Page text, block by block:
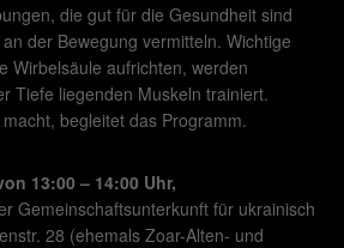
die gut für die Gesundheit sind
der Bewegung vermitteln. Wichtige
Wirbelsäule aufrichten, werden
Tiefe liegenden Muskeln trainiert.
begleitet das Programm.
13:00 – 14:00 Uhr,
Gemeinschaftsunterkunft für ukrainisch
28 (ehemals Zoar-Alten- und